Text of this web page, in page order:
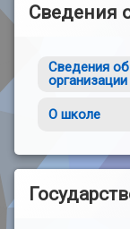
Сведения
Сведения
организации
О школе